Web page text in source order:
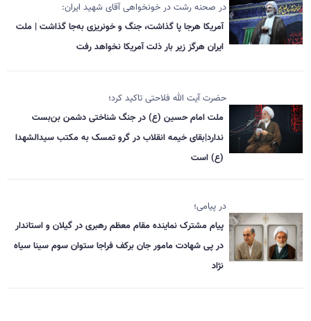
در صحنه رشت در خونخواهی آقای شهید ایران:
آمریکا هرجا پا گذاشت، جنگ و خونریزی به‌جا گذاشت | ملت
ایران هرگز زیر بار ذلت آمریکا نخواهد رفت
حضرت آیت الله فلاحتی تاکید کرد؛
ملت امام حسین (ع) در جنگ شناختی دشمن بن‌بست
ندارد|بقای خیمه انقلاب در گرو تمسک به مکتب سیدالشهدا
(ع) است
در پیامی؛
پیام مشترک نماینده مقام معظم رهبری در گیلان و استاندار
در پی شهادت مامور جان برکف فراجا ستوان سوم سینا سیاه
نژاد